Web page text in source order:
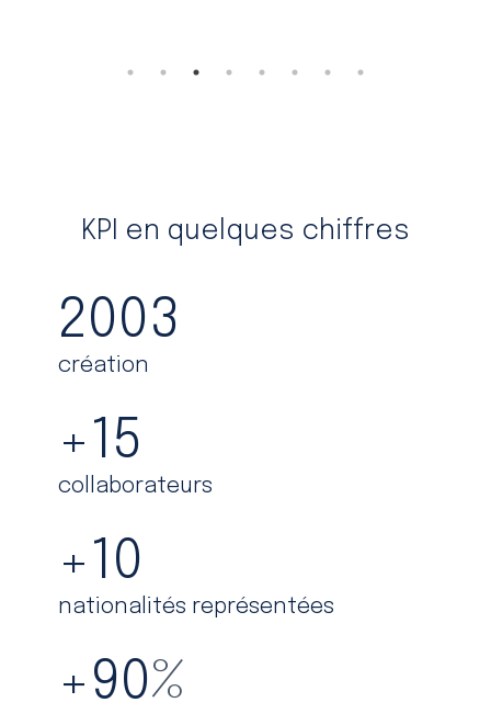
KPI en quelques chiffres
2003
création
+15
collaborateurs
+10
nationalités représentées
+90%